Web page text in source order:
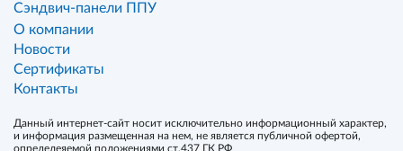
Сэндвич-панели ППУ
О компании
Новости
Сертификаты
Контакты
Данный интернет-сайт носит исключительно информационный характер,
и информация размещенная на нем, не является публичной офертой,
определеяемой положениями ст.437 ГК РФ